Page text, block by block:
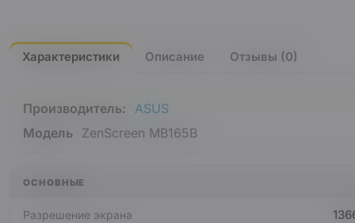
Характеристики Описание Отзывы (0)
Производитель:
ASUS
Модель
ZenScreen MB165B
ОСНОВНЫЕ
Разрешение экрана